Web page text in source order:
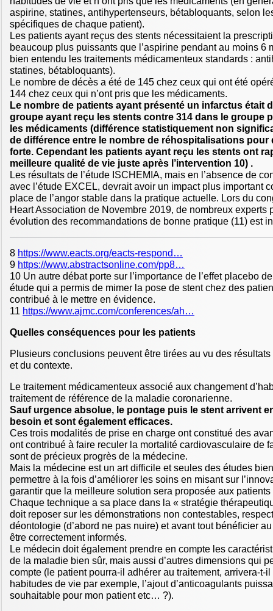
aspirine, statines, antihypertenseurs, bétabloquants, selon
spécifiques de chaque patient).
Les patients ayant reçus des stents nécessitaient la
beaucoup plus puissants que l’aspirine pendant au moins 6
bien entendu les traitements médicamenteux standards :
statines, bétabloquants).
Le nombre de décès a été de 145 chez ceux qui ont été
144 chez ceux qui n’ont pris que les médicaments.
Le nombre de patients ayant présenté un infarctus était
groupe ayant reçu les stents contre 314 dans le groupe
les médicaments (différence statistiquement non
de différence entre le nombre de réhospitalisations pour
forte. Cependant les patients ayant reçu les stents ont
meilleure qualité de vie juste après l’intervention 10) .
Les résultats de l’étude ISCHEMIA, mais en l’absence de
avec l’étude EXCEL, devrait avoir un impact plus important
place de l’angor stable dans la pratique actuelle. Lors du
Heart Association de Novembre 2019, de nombreux experts
évolution des recommandations de bonne pratique (11) est
8 https://www.eacts.org/eacts-respond…
9 https://www.abstractsonline.com/pp8…
10 Un autre débat porte sur l’importance de l’effet placebo
étude qui a permis de mimer la pose de stent chez des
contribué à le mettre en évidence.
11 https://www.ajmc.com/conferences/ah…
Quelles conséquences pour les patients
Plusieurs conclusions peuvent être tirées au vu des
et du contexte.
Le traitement médicamenteux associé aux changement
traitement de référence de la maladie coronarienne.
Sauf urgence absolue, le pontage puis le stent arrivent
besoin et sont également efficaces.
Ces trois modalités de prise en charge ont constitué des
ont contribué à faire reculer la mortalité cardiovasculaire de
sont de précieux progrès de la médecine.
Mais la médecine est un art difficile et seules des études
permettre à la fois d’améliorer les soins en misant sur
garantir que la meilleure solution sera proposée aux
Chaque technique a sa place dans la « stratégie
doit reposer sur les démonstrations non contestables,
déontologie (d’abord ne pas nuire) et avant tout bénéficier
être correctement informés.
Le médecin doit également prendre en compte les
de la maladie bien sûr, mais aussi d’autres dimensions qui
compte (le patient pourra-il adhérer au traitement, arrivera-t-
habitudes de vie par exemple, l’ajout d’anticoagulants
souhaitable pour mon patient etc… ?).